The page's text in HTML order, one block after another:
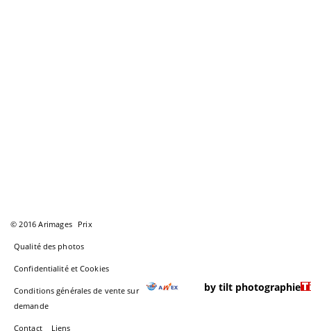
© 2016 Arimages Prix
Qualité des photos
Confidentialité et Cookies
Conditions générales de vente sur
demande
Contact Liens
by tilt photographie